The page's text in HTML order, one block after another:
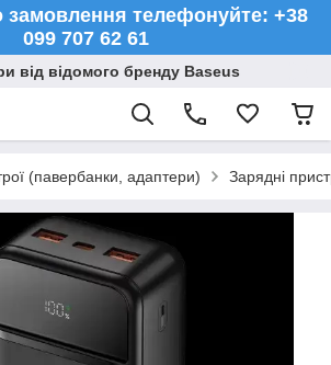
телефонуйте: +38
099 707 62 61
від відомого бренду Baseus
(павербанки, адаптери) Зарядні